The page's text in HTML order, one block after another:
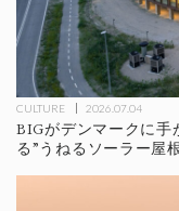
CULTURE 2026.07.04
BIGがデンマークに手
る”うねるソーラー屋